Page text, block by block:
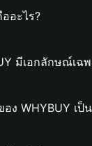
อะไร?
มีเอกลักษณ์เฉ
ง WHYBUY เป็